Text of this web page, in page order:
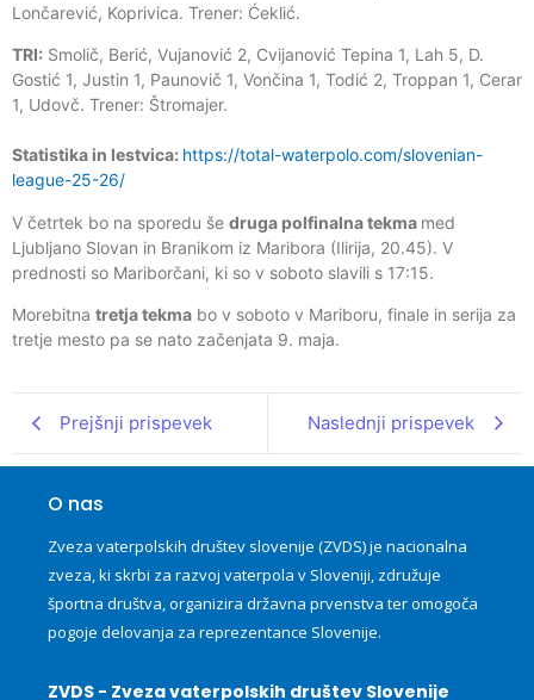
Lončarević, Koprivica. Trener: Ćeklić.
TRI: Smolič, Berić, Vujanović 2, Cvijanović Tepina 1, Lah 5, D.
Gostić 1, Justin 1, Paunovič 1, Vončina 1, Todić 2, Troppan 1, Cerar
1, Udovč. Trener: Štromajer.
Statistika in lestvica: https://total-waterpolo.com/slovenian-
league-25-26/
V četrtek bo na sporedu še druga polfinalna tekma med
Ljubljano Slovan in Branikom iz Maribora (Ilirija, 20.45). V
prednosti so Mariborčani, ki so v soboto slavili s 17:15.
Morebitna tretja tekma bo v soboto v Mariboru, finale in serija za
tretje mesto pa se nato začenjata 9. maja.
Prejšnji prispevek Naslednji prispevek
O nas
Zveza vaterpolskih društev slovenije (ZVDS) je nacionalna
zveza, ki skrbi za razvoj vaterpola v Sloveniji, združuje
športna društva, organizira državna prvenstva ter omogoča
pogoje delovanja za reprezentance Slovenije.
ZVDS - Zveza vaterpolskih društev Slovenije